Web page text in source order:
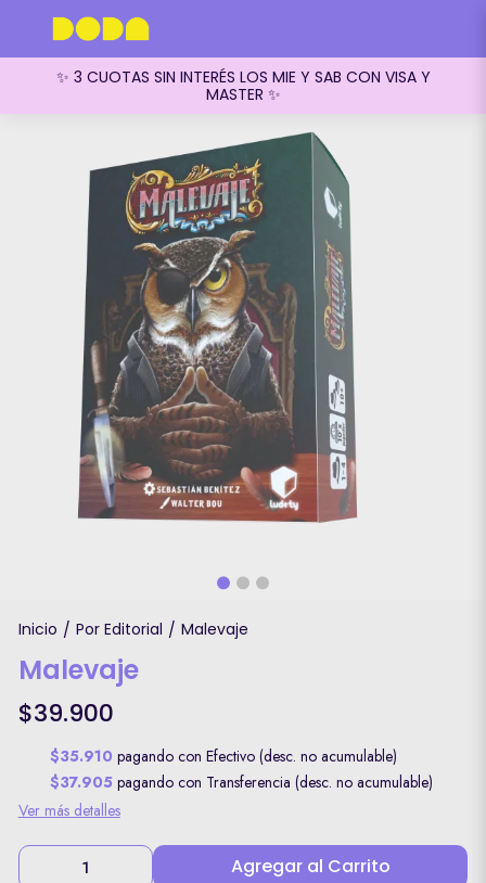
✨ 3 CUOTAS SIN INTERÉS LOS MIE Y SAB CON VISA Y
MASTER ✨
Inicio / Por Editorial / Malevaje
Malevaje
$39.900
$35.910 pagando con Efectivo (desc. no acumulable)
$37.905 pagando con Transferencia (desc. no acumulable)
Ver más detalles
Agregar al Carrito